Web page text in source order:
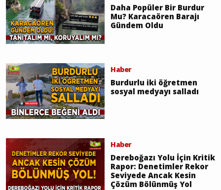
Daha Popüler Bir Burdur
Mu? Karacaören Barajı
Gündem Oldu
Haber
Burdurlu iki öğretmen
sosyal medyayı salladı
Haber
Dereboğazı Yolu İçin Kritik
Rapor: Denetimler Rekor
Seviyede Ancak Kesin
Çözüm Bölünmüş Yol